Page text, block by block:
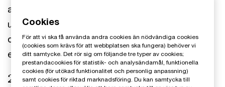
av arbetet sker i det tysta så när andra
uppmärksammar vad vi gör vill vi gärna berätta
om det. Nedan är några utmärkelser som vi är
extra stolta över att ha fått.
2025
Cookies
För att vi ska få använda andra cookies än nödvändiga cookies
(cookies som krävs för att webbplatsen ska fungera) behöver vi
ditt samtycke. Det rör sig om följande tre typer av cookies;
prestandacookies för statistik- och analysändamål, funktionella
cookies (för utökad funktionalitet och personlig anpassning)
samt cookies för riktad marknadsföring. Du kan samtycka till